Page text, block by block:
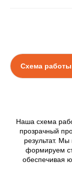
Наша схема
прозрачный
результат.
формируем
обеспечивая